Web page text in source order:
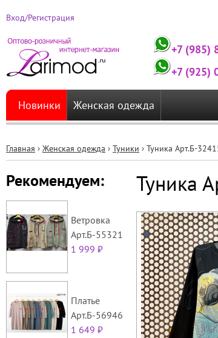
Вход/Регистрация
+7 (985)
+7 (925)
Новинки Женская одежда
Главная › Женская одежда › Туники › Туника Арт.Б-
Рекомендуем:
Ветровка
Арт.Б-55321
1 999 ₽
Платье
Арт.Б-56946
1 649 ₽
Туника